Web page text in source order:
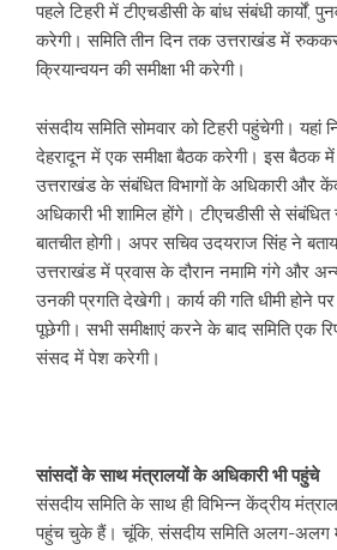
पहले टिहरी में टीएचडीसी के बांध संबंधी कार्यों,
करेगी। समिति तीन दिन तक उत्तराखंड में
क्रियान्वयन की समीक्षा भी करेगी।
संसदीय समिति सोमवार को टिहरी पहुंचेगी। यहां
देहरादून में एक समीक्षा बैठक करेगी। इस बैठक
उत्तराखंड के संबंधित विभागों के अधिकारी और
अधिकारी भी शामिल होंगे। टीएचडीसी से संबंधित
बातचीत होगी। अपर सचिव उदयराज सिंह ने
उत्तराखंड में प्रवास के दौरान नमामि गंगे और
उनकी प्रगति देखेगी। कार्य की गति धीमी होने
पूछेगी। सभी समीक्षाएं करने के बाद समिति एक
संसद में पेश करेगी।
सांसदों के साथ मंत्रालयों के अधिकारी भी पहुंचे
संसदीय समिति के साथ ही विभिन्न केंद्रीय
पहुंच चुके हैं। चूंकि, संसदीय समिति अलग-अलग